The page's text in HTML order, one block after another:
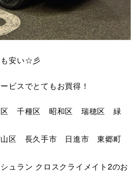
も安い☆彡
ビスでとてもお買得！
区 千種区 昭和区 瑞穂区 緑
山区 長久手市 日進市 東郷町
ュラン クロスクライメイト2のお